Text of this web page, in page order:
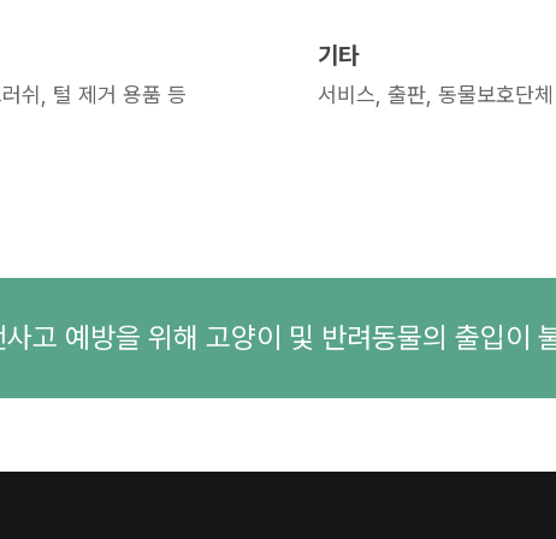
쉬, 털 제거 용품 등
기타
서비스, 출판, 동물보호단
사고 예방을 위해 고양이 및 반려동물의 출입이